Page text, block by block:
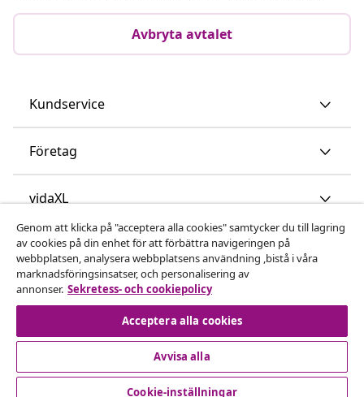
Avbryta avtalet
Kundservice
Företag
vidaXL
Upptäck mer
© 2008-2026 vidaXL www.vidaxl.se är en webbshop från
vidaXL Marketplace International B.V.
Genom att klicka på "acceptera alla cookies" samtycker du till lagring
av cookies på din enhet för att förbättra navigeringen på
webbplatsen, analysera webbplatsens användning ,bistå i våra
marknadsföringsinsatser, och personalisering av
annonser. Sekretess- och cookiepolicy
Acceptera alla cookies
Avvisa alla
Cookie-inställningar